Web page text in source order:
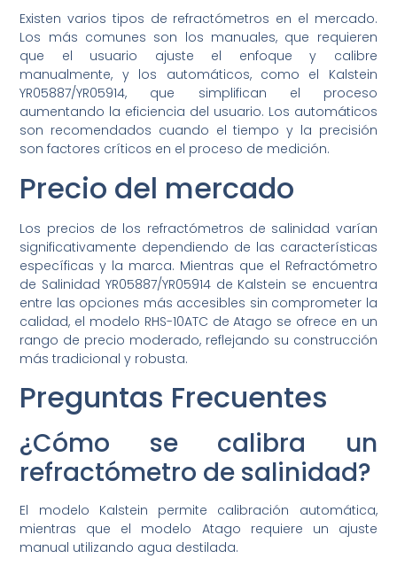
Existen varios tipos de refractómetros en el mercado.
Los más comunes son los manuales, que requieren
que el usuario ajuste el enfoque y calibre
manualmente, y los automáticos, como el Kalstein
YR05887/YR05914, que simplifican el proceso
aumentando la eficiencia del usuario. Los automáticos
son recomendados cuando el tiempo y la precisión
son factores críticos en el proceso de medición.
Precio del mercado
Los precios de los refractómetros de salinidad varían
significativamente dependiendo de las características
específicas y la marca. Mientras que el Refractómetro
de Salinidad YR05887/YR05914 de Kalstein se encuentra
entre las opciones más accesibles sin comprometer la
calidad, el modelo RHS-10ATC de Atago se ofrece en un
rango de precio moderado, reflejando su construcción
más tradicional y robusta.
Preguntas Frecuentes
¿Cómo se calibra un
refractómetro de salinidad?
El modelo Kalstein permite calibración automática,
mientras que el modelo Atago requiere un ajuste
manual utilizando agua destilada.